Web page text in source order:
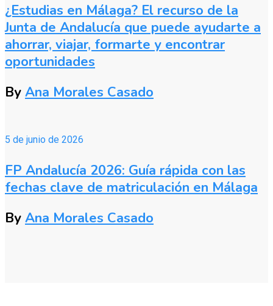
¿Estudias en Málaga? El recurso de la
Junta de Andalucía que puede ayudarte a
ahorrar, viajar, formarte y encontrar
oportunidades
By Ana Morales Casado
5 de junio de 2026
FP Andalucía 2026: Guía rápida con las
fechas clave de matriculación en Málaga
By Ana Morales Casado